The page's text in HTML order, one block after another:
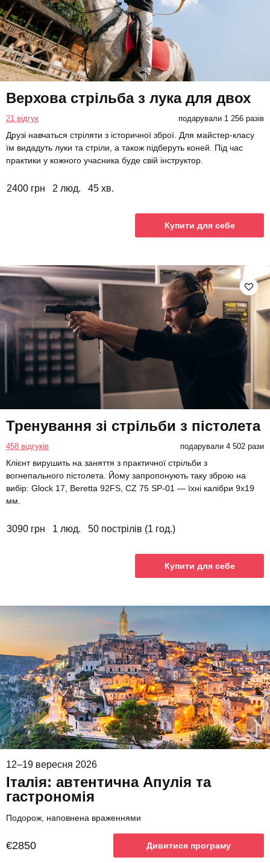
Верхова стрільба з лука для двох
21 відгук подарували 1 256 разів
Друзі навчаться стріляти з історичної зброї. Для майстер-класу
їм видадуть луки та стріли, а також підберуть коней. Під час
практики у кожного учасника буде свій інструктор.
2400 грн 2 люд. 45 хв.
Купити для себе
Тренування зі стрільби з пістолета
458 відгуків подарували 4 502 рази
Клієнт вирушить на заняття з практичної стрільби з
вогнепального пістолета. Йому запропонують таку зброю на
вибір: Glock 17, Beretta 92FS, CZ 75 SP-01 — їхні калібри 9х19
мм.
3090 грн 1 люд. 50 пострілів (1 год.)
Купити для себе
12–19 вересня 2026
Італія: автентична Апулія та
гастрономія
Подорож, наповнена враженнями
€2850 Дивитися програму